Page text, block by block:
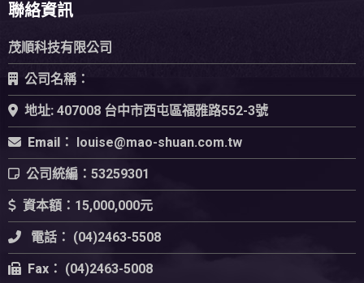
聯絡資訊
茂順科技有限公司
公司名稱：
地址: 407008 台中市西屯區福雅路552-3號
Email：
公司統編： 53259301
資本額： 15,000,000元
電話： (04)2463-5508
Fax： (04)2463-5008